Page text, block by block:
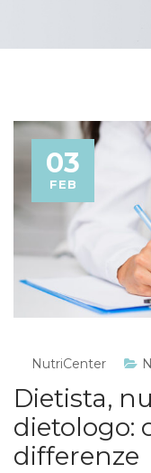
03
FEB
NutriCenter
Dietista,
dietologo:
differenze